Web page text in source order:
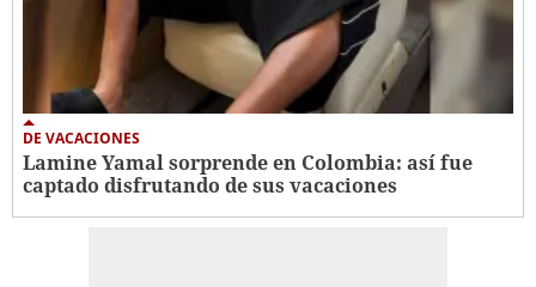
DE VACACIONES
Lamine Yamal sorprende en Colombia: así fue
captado disfrutando de sus vacaciones